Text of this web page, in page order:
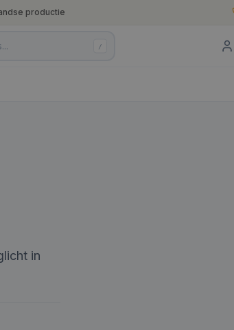
productie
/
in